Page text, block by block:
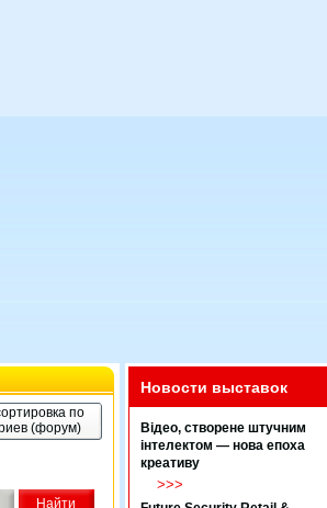
по
(форум)
Новости выставок
Відео, створене штучним
інтелектом — нова епоха
креативу
>>>